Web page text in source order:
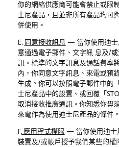
你的網絡供應商可能會禁止或限
士尼產品，且並非所有產品均可
併使用。
E. 同意接收訊息 — 當你使用迪
意通過電子郵件、文字訊 息及/
訊。標準的文字訊息及通話費率
內，你同意文字訊息、來電或預
生成。你可以按照電子郵件中的
士尼產品中的設置、或回覆「
取消接收推廣通訊。你知悉你毋
來電作為使用迪士尼產品的條件。
F.應用程式權限 — 當你使用迪
裝置及/或帳戶授予我們某些的